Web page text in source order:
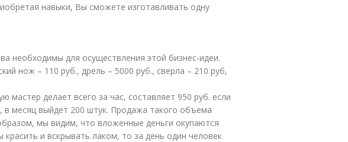
навыки, Вы сможете изготавливать одну
необходимы для осуществления этой бизнес-идеи.
нож – 110 руб., дрель – 5000 руб., сверла – 210 руб,
мастер делает всего за час, составляет 950 руб. если
в месяц выйдет 200 штук. Продажа такого объема
мы видим, что вложенные деньги окупаются
и вскрывать лаком, то за день один человек